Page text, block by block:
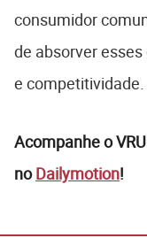
consumidor
de absorver
e competitividade.
Acompanhe o
noDailymotion!